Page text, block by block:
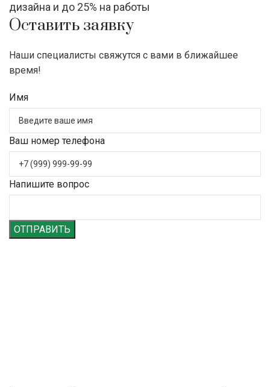
дизайна и до 25% на работы
Оставить заявку
Наши специалисты свяжутся с вами в ближайшее
время!
Имя
Ваш номер телефона
Напишите вопрос
ОТПРАВИТЬ